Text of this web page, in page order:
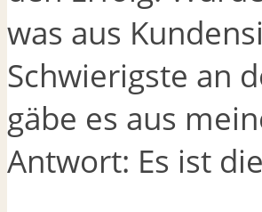
was aus
Schwierigste an
gäbe es aus
Antwort: Es ist